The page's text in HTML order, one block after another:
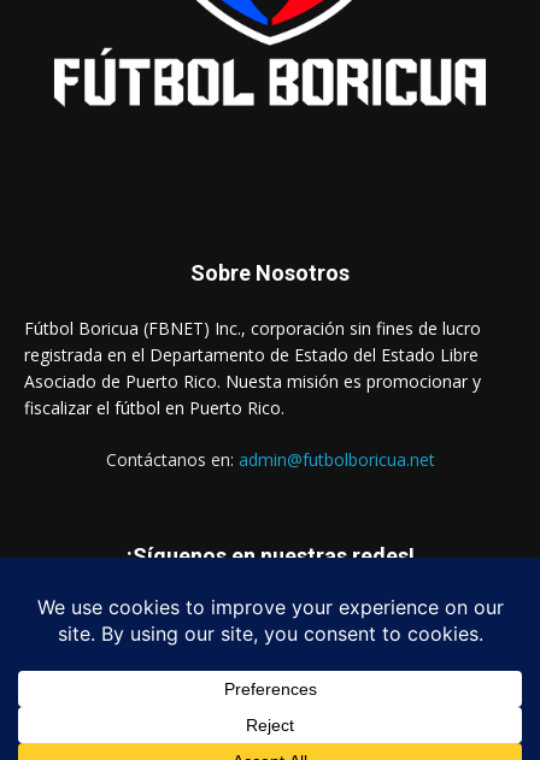
Sobre Nosotros
Fútbol Boricua (FBNET) Inc., corporación sin fines de lucro
registrada en el Departamento de Estado del Estado Libre
Asociado de Puerto Rico. Nuesta misión es promocionar y
fiscalizar el fútbol en Puerto Rico.
Contáctanos en: admin@futbolboricua.net
¡Síguenos en nuestras redes!
© Copyright 2023 - Fútbol Boricua (FBNET) Inc.